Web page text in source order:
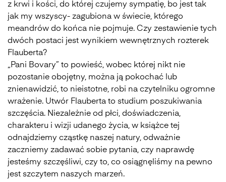
z krwi i kości, do której czujemy sympatię, bo jest tak
jak my wszyscy- zagubiona w świecie, którego
meandrów do końca nie pojmuje. Czy zestawienie tych
dwóch postaci jest wynikiem wewnętrznych rozterek
Flauberta?
„Pani Bovary” to powieść, wobec której nikt nie
pozostanie obojętny, można ją pokochać lub
znienawidzić, to nieistotne, robi na czytelniku ogromne
wrażenie. Utwór Flauberta to studium poszukiwania
szczęścia. Niezależnie od płci, doświadczenia,
charakteru i wizji udanego życia, w książce tej
odnajdziemy cząstkę naszej natury, odważnie
zaczniemy zadawać sobie pytania, czy naprawdę
jesteśmy szczęśliwi, czy to, co osiągnęliśmy na pewno
jest szczytem naszych marzeń.